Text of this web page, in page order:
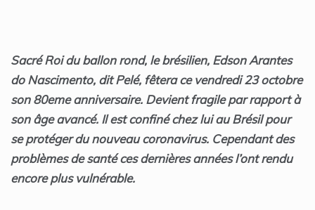
Sacré Roi du ballon rond, le brésilien, Edson Arantes
do Nascimento, dit Pelé, fêtera ce vendredi 23 octobre
son 80eme anniversaire. Devient fragile par rapport à
son âge avancé. Il est confiné chez lui au Brésil pour
se protéger du nouveau coronavirus. Cependant des
problèmes de santé ces dernières années l’ont rendu
encore plus vulnérable.